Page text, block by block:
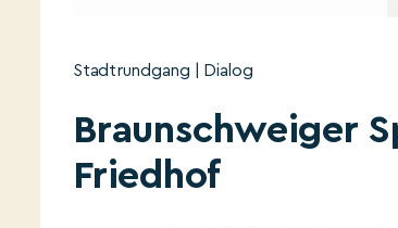
Stadtrundgang | Dialog
Braunschweiger
Friedhof